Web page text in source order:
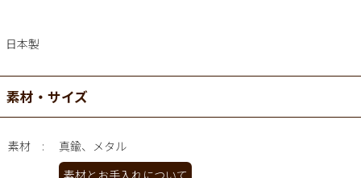
日本製
素材・サイズ
素材
真鍮、メタル